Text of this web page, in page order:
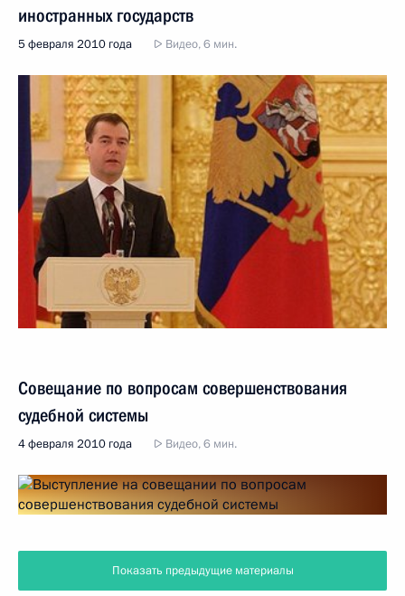
иностранных государств
5 февраля 2010 года Видео, 6 мин.
Совещание по вопросам совершенствования
судебной системы
4 февраля 2010 года Видео, 6 мин.
Показать предыдущие материалы